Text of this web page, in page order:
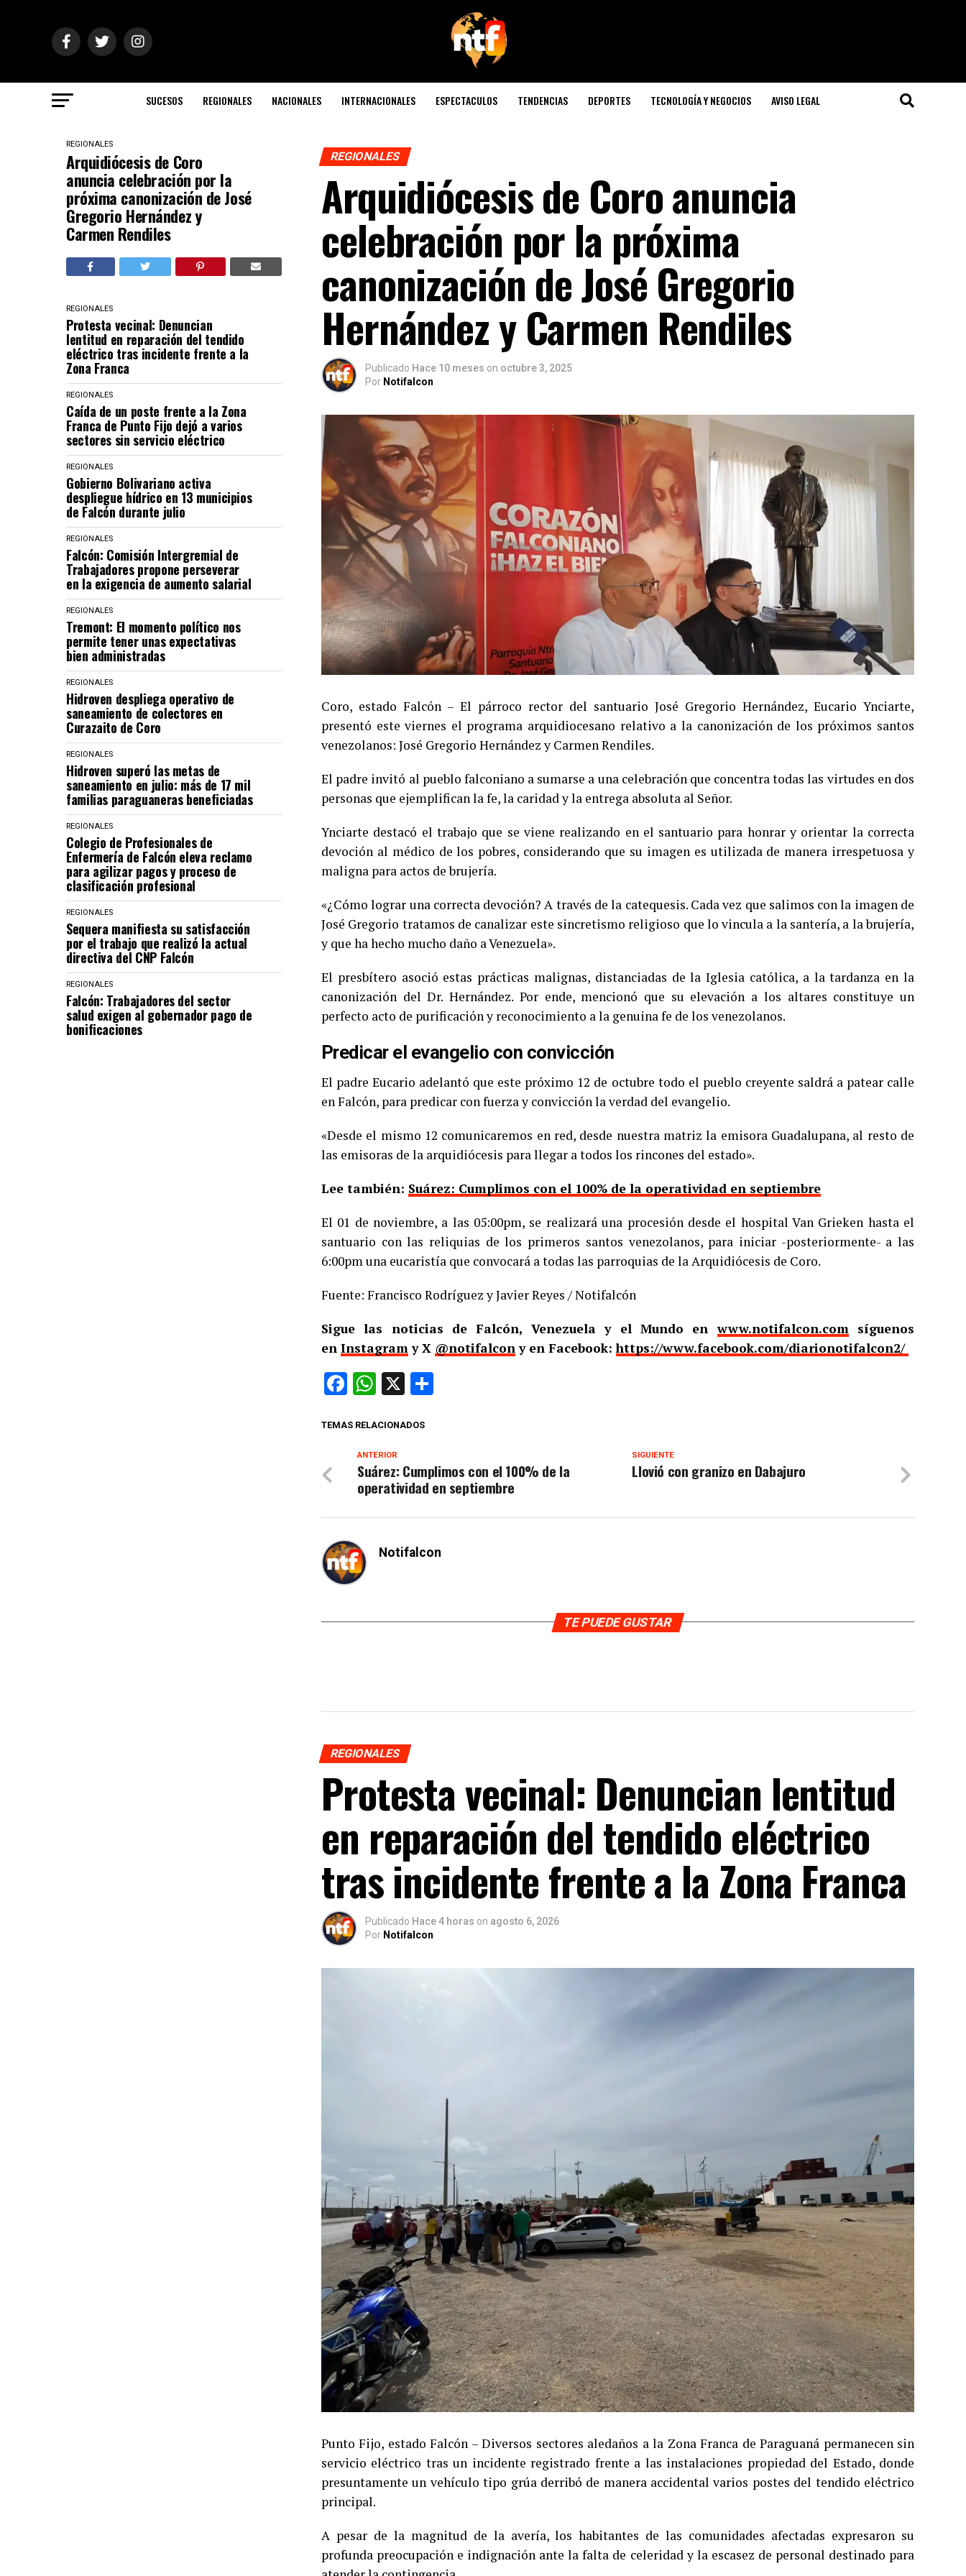
SUCESOS REGIONALES NACIONALES INTERNACIONALES ESPECTACULOS TENDENCIAS DEPORTES TECNOLOGÍA Y NEGOCIOS AVISO LEGAL
REGIONALES
Arquidiócesis de Coro
anuncia celebración por la
próxima canonización de José
Gregorio Hernández y
Carmen Rendiles
REGIONALES
Protesta vecinal: Denuncian
lentitud en reparación del tendido
eléctrico tras incidente frente a la
Zona Franca
REGIONALES
Caída de un poste frente a la Zona
Franca de Punto Fijo dejó a varios
sectores sin servicio eléctrico
REGIONALES
Gobierno Bolivariano activa
despliegue hídrico en 13 municipios
de Falcón durante julio
REGIONALES
Falcón: Comisión Intergremial de
Trabajadores propone perseverar
en la exigencia de aumento salarial
REGIONALES
Tremont: El momento político nos
permite tener unas expectativas
bien administradas
REGIONALES
Hidroven despliega operativo de
saneamiento de colectores en
Curazaito de Coro
REGIONALES
Hidroven superó las metas de
saneamiento en julio: más de 17 mil
familias paraguaneras beneficiadas
REGIONALES
Colegio de Profesionales de
Enfermería de Falcón eleva reclamo
para agilizar pagos y proceso de
clasificación profesional
REGIONALES
Sequera manifiesta su satisfacción
por el trabajo que realizó la actual
directiva del CNP Falcón
REGIONALES
Falcón: Trabajadores del sector
salud exigen al gobernador pago de
bonificaciones
REGIONALES
Arquidiócesis de Coro anuncia
celebración por la próxima
canonización de José Gregorio
Hernández y Carmen Rendiles
Publicado Hace 10 meses on octubre 3, 2025
Por Notifalcon
Coro, estado Falcón – El párroco rector del santuario José Gregorio Hernández, Eucario Ynciarte,
presentó este viernes el programa arquidiocesano relativo a la canonización de los próximos santos
venezolanos: José Gregorio Hernández y Carmen Rendiles.
El padre invitó al pueblo falconiano a sumarse a una celebración que concentra todas las virtudes en dos
personas que ejemplifican la fe, la caridad y la entrega absoluta al Señor.
Ynciarte destacó el trabajo que se viene realizando en el santuario para honrar y orientar la correcta
devoción al médico de los pobres, considerando que su imagen es utilizada de manera irrespetuosa y
maligna para actos de brujería.
«¿Cómo lograr una correcta devoción? A través de la catequesis. Cada vez que salimos con la imagen de
José Gregorio tratamos de canalizar este sincretismo religioso que lo vincula a la santería, a la brujería,
y que ha hecho mucho daño a Venezuela».
El presbítero asoció estas prácticas malignas, distanciadas de la Iglesia católica, a la tardanza en la
canonización del Dr. Hernández. Por ende, mencionó que su elevación a los altares constituye un
perfecto acto de purificación y reconocimiento a la genuina fe de los venezolanos.
Predicar el evangelio con convicción
El padre Eucario adelantó que este próximo 12 de octubre todo el pueblo creyente saldrá a patear calle
en Falcón, para predicar con fuerza y convicción la verdad del evangelio.
«Desde el mismo 12 comunicaremos en red, desde nuestra matriz la emisora Guadalupana, al resto de
las emisoras de la arquidiócesis para llegar a todos los rincones del estado».
Lee también: Suárez: Cumplimos con el 100% de la operatividad en septiembre
El 01 de noviembre, a las 05:00pm, se realizará una procesión desde el hospital Van Grieken hasta el
santuario con las reliquias de los primeros santos venezolanos, para iniciar -posteriormente- a las
6:00pm una eucaristía que convocará a todas las parroquias de la Arquidiócesis de Coro.
Fuente: Francisco Rodríguez y Javier Reyes / Notifalcón
Sigue las noticias de Falcón, Venezuela y el Mundo enwww.notifalcon.com síguenos
en Instagram y X @notifalcon y en Facebook:https://www.facebook.com/diarionotifalcon2/
Facebook
WhatsApp
X
TEMAS RELACIONADOS
SIGUIENTE
Llovió con granizo en Dabajuro
ANTERIOR
Suárez: Cumplimos con el 100% de la
operatividad en septiembre
Notifalcon
TE PUEDE GUSTAR
REGIONALES
Protesta vecinal: Denuncian lentitud
en reparación del tendido eléctrico
tras incidente frente a la Zona Franca
Publicado Hace 4 horas on agosto 6, 2026
Por Notifalcon
Punto Fijo, estado Falcón – Diversos sectores aledaños a la Zona Franca de Paraguaná permanecen sin
servicio eléctrico tras un incidente registrado frente a las instalaciones propiedad del Estado, donde
presuntamente un vehículo tipo grúa derribó de manera accidental varios postes del tendido eléctrico
principal.
A pesar de la magnitud de la avería, los habitantes de las comunidades afectadas expresaron su
profunda preocupación e indignación ante la falta de celeridad y la escasez de personal destinado para